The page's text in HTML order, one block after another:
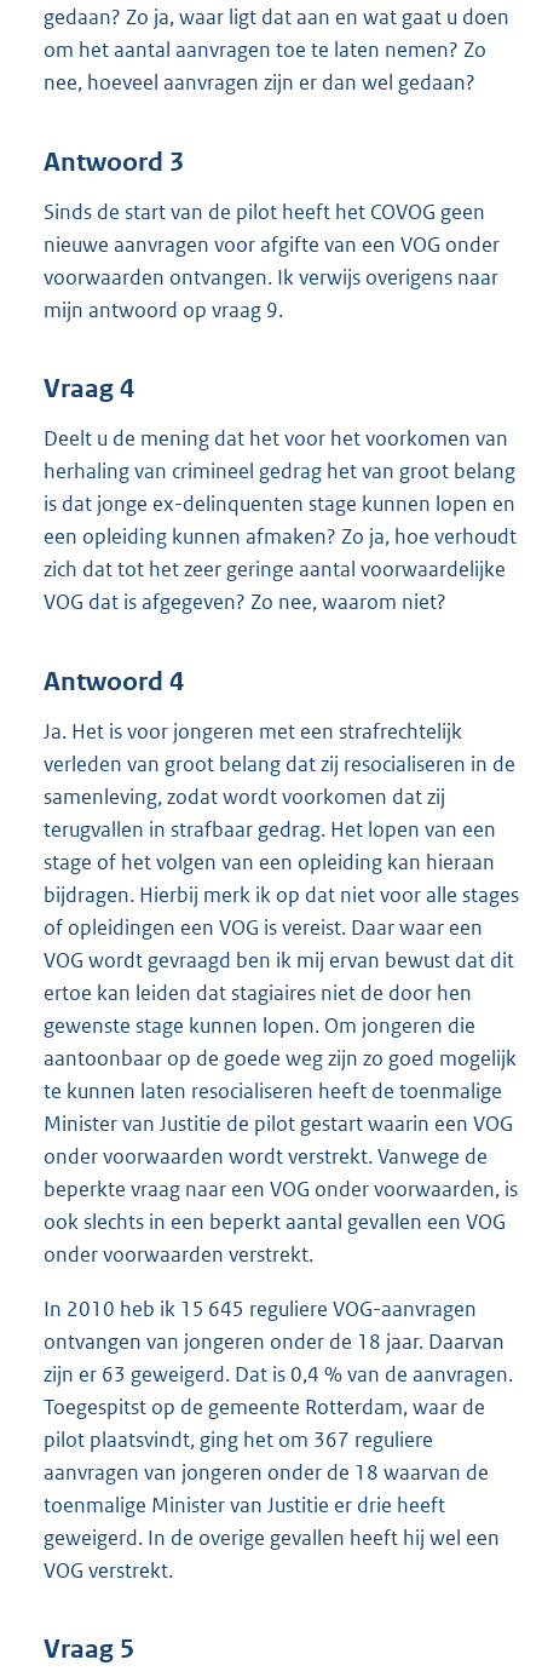
gedaan? Zo ja, waar ligt dat aan en wat gaat u doen
om het aantal aanvragen toe te laten nemen? Zo
nee, hoeveel aanvragen zijn er dan wel gedaan?
Antwoord 3
Sinds de start van de pilot heeft het COVOG geen
nieuwe aanvragen voor afgifte van een VOG onder
voorwaarden ontvangen. Ik verwijs overigens naar
mijn antwoord op vraag 9.
Vraag 4
Deelt u de mening dat het voor het voorkomen van
herhaling van crimineel gedrag het van groot belang
is dat jonge ex-delinquenten stage kunnen lopen en
een opleiding kunnen afmaken? Zo ja, hoe verhoudt
zich dat tot het zeer geringe aantal voorwaardelijke
VOG dat is afgegeven? Zo nee, waarom niet?
Antwoord 4
Ja. Het is voor jongeren met een strafrechtelijk
verleden van groot belang dat zij resocialiseren in de
samenleving, zodat wordt voorkomen dat zij
terugvallen in strafbaar gedrag. Het lopen van een
stage of het volgen van een opleiding kan hieraan
bijdragen. Hierbij merk ik op dat niet voor alle stages
of opleidingen een VOG is vereist. Daar waar een
VOG wordt gevraagd ben ik mij ervan bewust dat dit
ertoe kan leiden dat stagiaires niet de door hen
gewenste stage kunnen lopen. Om jongeren die
aantoonbaar op de goede weg zijn zo goed mogelijk
te kunnen laten resocialiseren heeft de toenmalige
Minister van Justitie de pilot gestart waarin een VOG
onder voorwaarden wordt verstrekt. Vanwege de
beperkte vraag naar een VOG onder voorwaarden, is
ook slechts in een beperkt aantal gevallen een VOG
onder voorwaarden verstrekt.
In 2010 heb ik 15 645 reguliere VOG-aanvragen
ontvangen van jongeren onder de 18 jaar. Daarvan
zijn er 63 geweigerd. Dat is 0,4 % van de aanvragen.
Toegespitst op de gemeente Rotterdam, waar de
pilot plaatsvindt, ging het om 367 reguliere
aanvragen van jongeren onder de 18 waarvan de
toenmalige Minister van Justitie er drie heeft
geweigerd. In de overige gevallen heeft hij wel een
VOG verstrekt.
Vraag 5